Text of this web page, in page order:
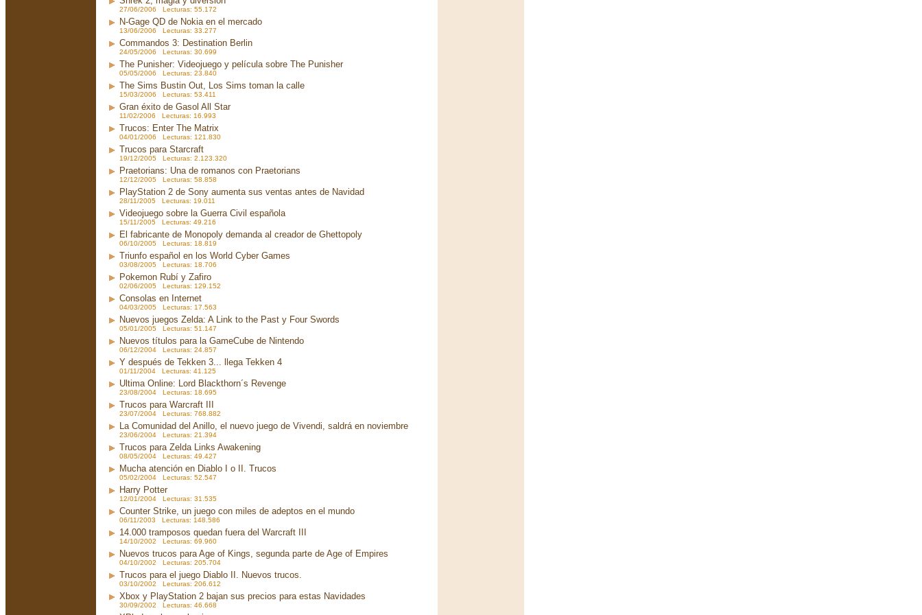
27/06/2006 Lecturas: 55.172
N-Gage QD de Nokia en el mercado
13/06/2006 Lecturas: 33.277
Commandos 3: Destination Berlin
24/05/2006 Lecturas: 30.699
The Punisher: Videojuego y película sobre The Punisher
05/05/2006 Lecturas: 23.840
The Sims Bustin Out, Los Sims toman la calle
15/03/2006 Lecturas: 53.411
Gran éxito de Gasol All Star
11/02/2006 Lecturas: 16.993
Trucos: Enter The Matrix
04/01/2006 Lecturas: 121.830
Trucos para Starcraft
19/12/2005 Lecturas: 2.123.320
Praetorians: Una de romanos con Praetorians
12/12/2005 Lecturas: 58.858
PlayStation 2 de Sony aumenta sus ventas antes de Navidad
28/11/2005 Lecturas: 19.011
Videojuego sobre la Guerra Civil española
15/11/2005 Lecturas: 49.216
El fabricante de Monopoly demanda al creador de Ghettopoly
06/10/2005 Lecturas: 18.819
Triunfo español en los World Cyber Games
03/08/2005 Lecturas: 18.706
Pokemon Rubí y Zafiro
02/06/2005 Lecturas: 129.152
Consolas en Internet
04/03/2005 Lecturas: 17.563
Nuevos juegos Zelda: A Link to the Past y Four Swords
05/01/2005 Lecturas: 51.147
Nuevos títulos para la GameCube de Nintendo
06/12/2004 Lecturas: 24.857
Y después de Tekken 3... llega Tekken 4
01/11/2004 Lecturas: 41.125
Ultima Online: Lord Blackthorn´s Revenge
23/08/2004 Lecturas: 18.695
Trucos para Warcraft III
23/07/2004 Lecturas: 768.882
La Comunidad del Anillo, el nuevo juego de Vivendi, saldrá en noviembre
23/06/2004 Lecturas: 21.394
Trucos para Zelda Links Awakening
08/05/2004 Lecturas: 49.427
Mucha atención en Diablo I o II. Trucos
05/02/2004 Lecturas: 52.547
Harry Potter
12/01/2004 Lecturas: 31.535
Counter Strike, un juego con miles de adeptos en el mundo
06/11/2003 Lecturas: 148.586
14.000 tramposos quedan fuera del Warcraft III
14/10/2002 Lecturas: 69.960
Nuevos trucos para Age of Kings, segunda parte de Age of Empires
04/10/2002 Lecturas: 205.704
Trucos para el juego Diablo II. Nuevos trucos.
03/10/2002 Lecturas: 206.612
Xbox y PlayStation 2 bajan sus precios para estas Navidades
30/09/2002 Lecturas: 46.668